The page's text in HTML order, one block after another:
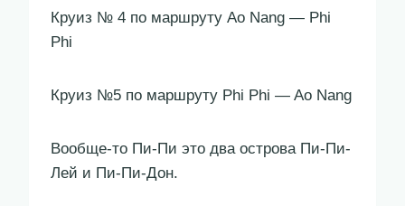
Круиз № 4 по маршруту Ao Nang — Phi
Phi
Круиз №5 по маршруту Phi Phi — Ao Nang
Вообще-то Пи-Пи это два острова Пи-Пи-
Лей и Пи-Пи-Дон.